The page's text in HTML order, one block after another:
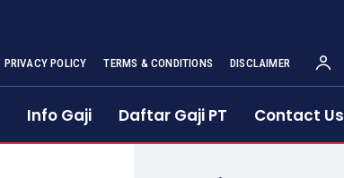
PRIVACY POLICY TERMS & CONDITIONS DISCLAIMER
Info Gaji Daftar Gaji PT Contact Us